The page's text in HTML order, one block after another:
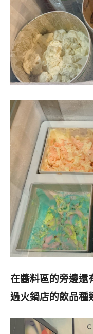
在醬料區的旁邊還
過火鍋店的飲品種